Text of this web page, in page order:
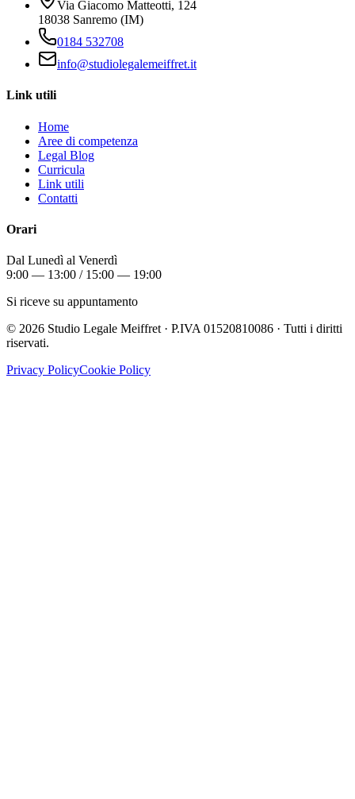
Via Giacomo Matteotti, 124
18038 Sanremo (IM)
0184 532708
info@studiolegalemeiffret.it
Link utili
Home
Aree di competenza
Legal Blog
Curricula
Link utili
Contatti
Orari
Dal Lunedì al Venerdì
9:00 — 13:00 / 15:00 — 19:00
Si riceve su appuntamento
© 2026 Studio Legale Meiffret · P.IVA 01520810086 · Tutti i diritti
riservati.
Privacy PolicyCookie Policy